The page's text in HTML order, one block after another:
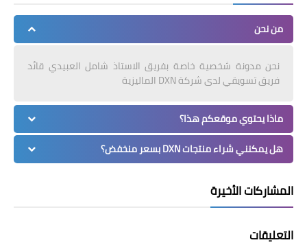
من نحن
نحن مدونة شخصية خاصة بفريق الاستاذ شامل العبيدي قائد
فريق تسويقي لدى شركة DXN الماليزية
ماذا يحتوي موقعكم هذا؟
هل يمكنني شراء منتجات DXN بسعر منخفض؟
المشاركات الأخيرة
التعليقات